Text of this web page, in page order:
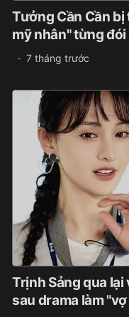
Tưởng Cần Cần
mỹ nhân" từng
7 tháng trước
Trịnh Sảng qua
sau drama làm